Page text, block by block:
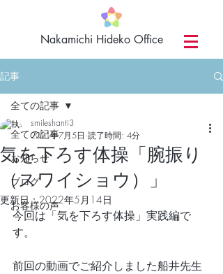
​Nakamichi Hideko Office
記事
全ての記事
お知らせ
ブログ
お客様の声
全ての記事
気を下ろす体操「腕振り
（スワイショウ）」
smileshanti3
2021年7月5日 読了時間: 4分
更新日：2022年5月14日
今回は「気を下ろす体操」実践編で
す。
前回の動画でご紹介しました船井先生